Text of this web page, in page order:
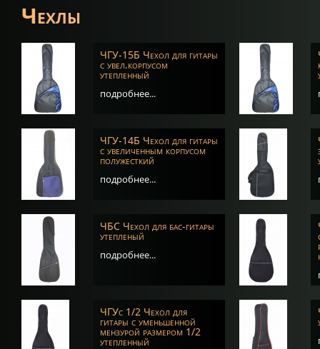
Чехлы
ЧГУ-15Б Чехол для гитары
с увел.корпусом
утепленный
подробнее...
ЧГУ-14Б Чехол для гитары
с увеличенным корпусом
полужесткий
подробнее...
ЧБС Чехол для бас-гитары
утепленый
подробнее...
ЧГУс 1/2 Чехол для
гитары с уменьшенной
мензурой размером 1/2
утепленный